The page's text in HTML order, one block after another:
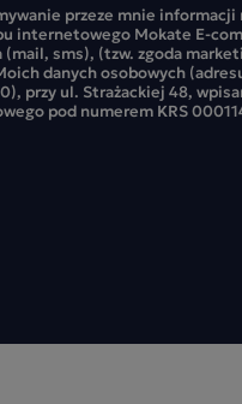
przeze mnie
internetowego Mokate E-
sms), (tzw. zgoda
danych osobowych
przy ul. Strażackiej 48,
pod numerem KRS